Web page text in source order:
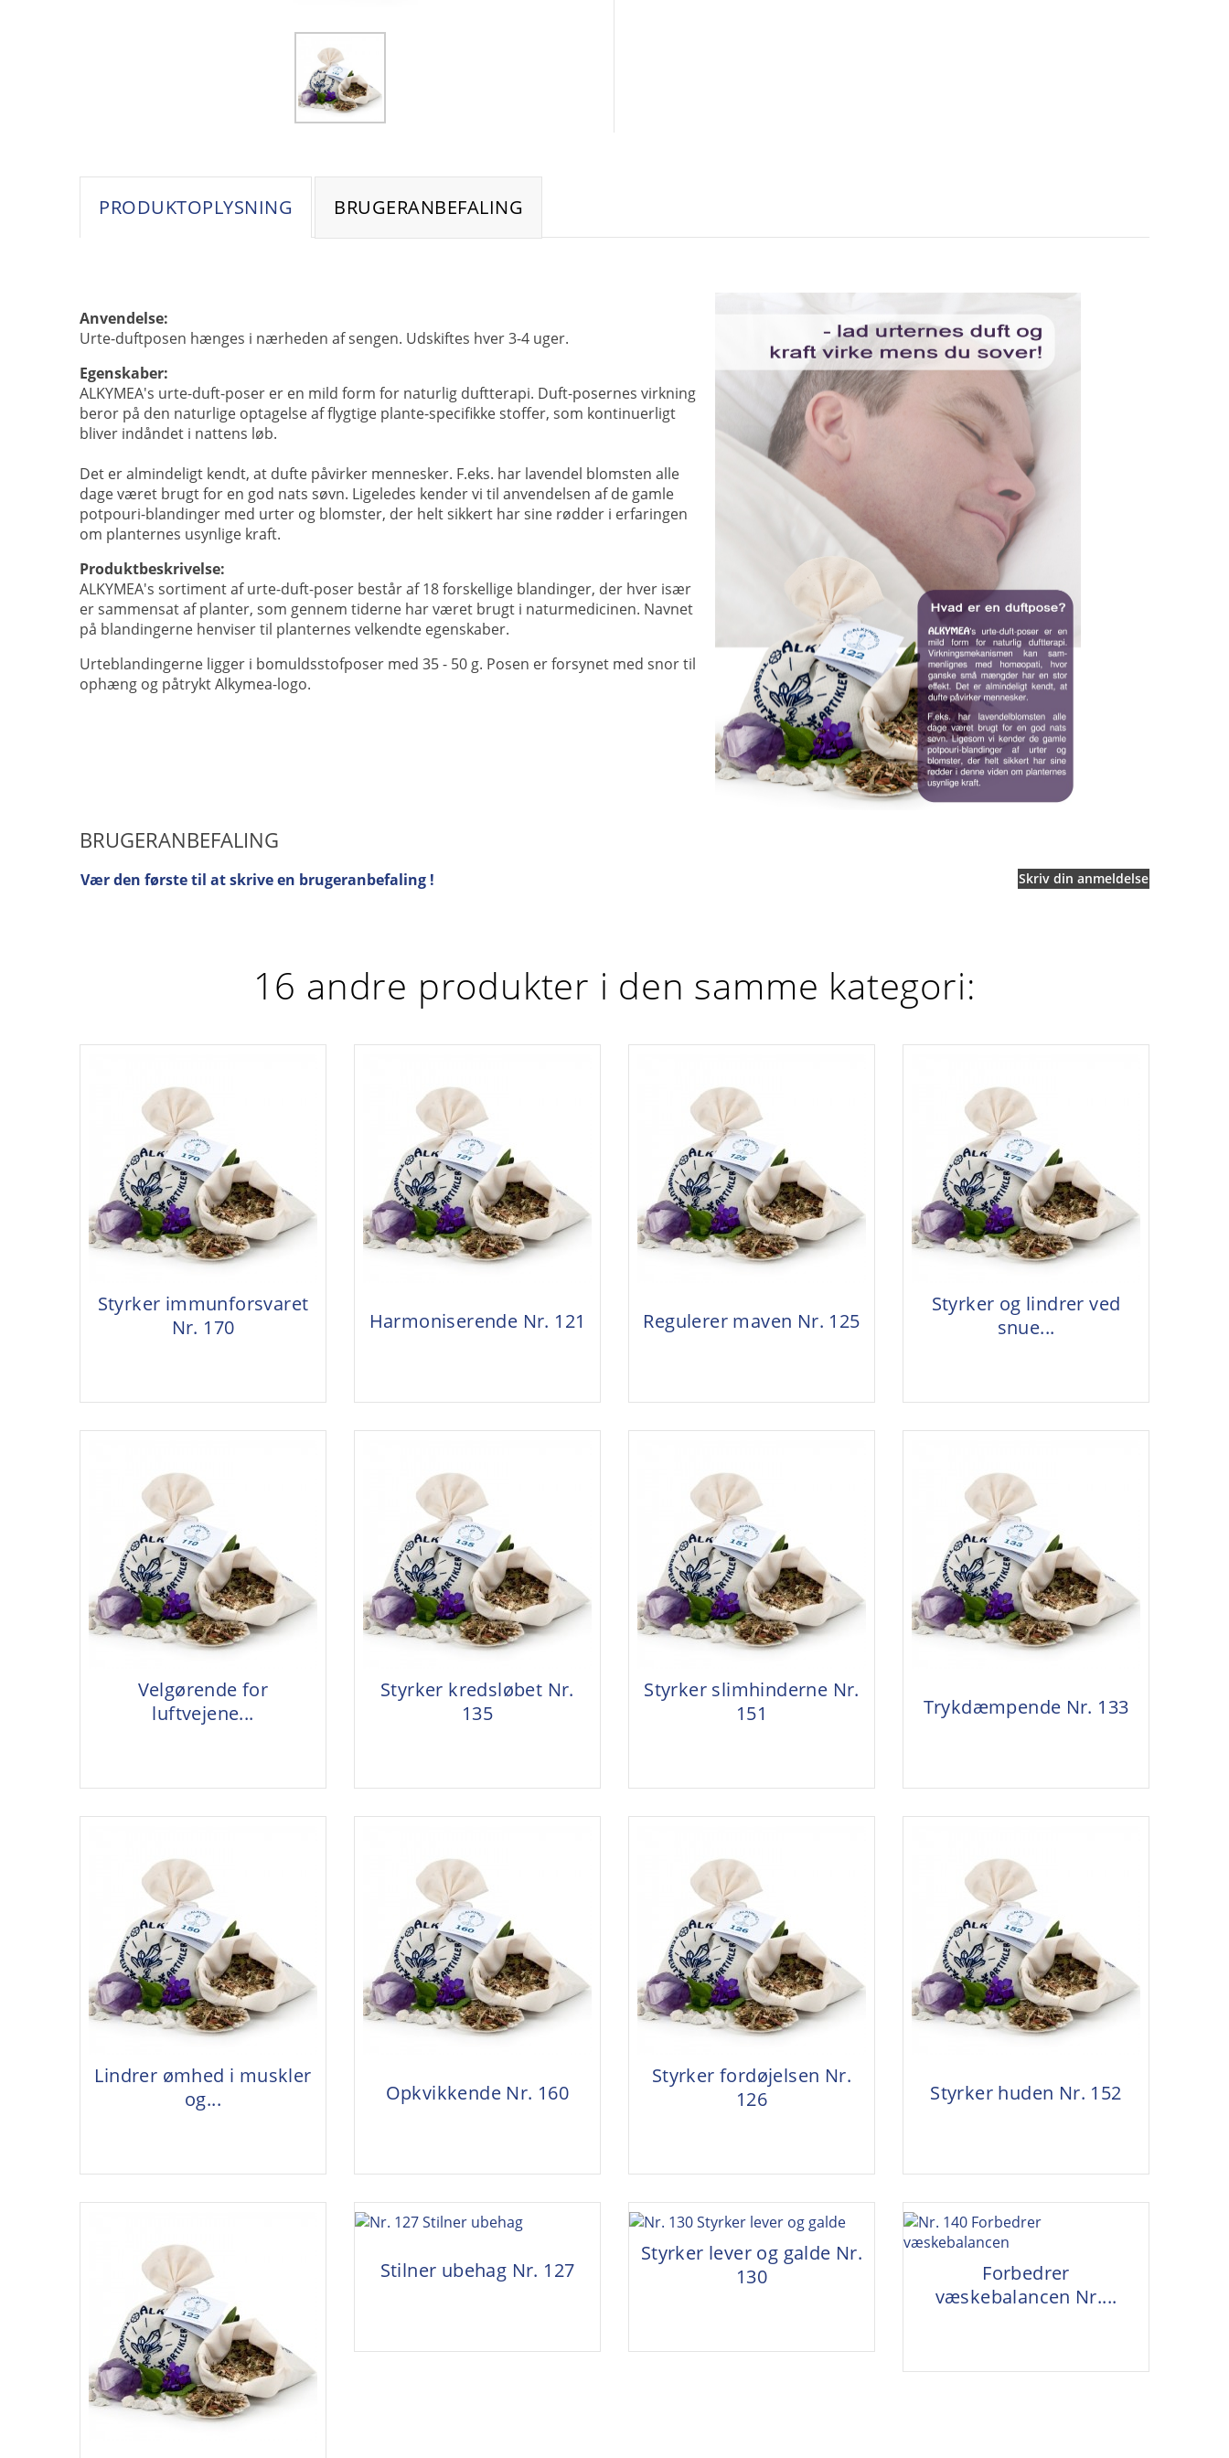
PRODUKTOPLYSNING BRUGERANBEFALING
Anvendelse:
Urte-duftposen hænges i nærheden af sengen. Udskiftes hver 3-4 uger.
Egenskaber:
ALKYMEA's urte-duft-poser er en mild form for naturlig duftterapi. Duft-posernes virkning
beror på den naturlige optagelse af flygtige plante-specifikke stoffer, som kontinuerligt
bliver indåndet i nattens løb.
Det er almindeligt kendt, at dufte påvirker mennesker. F.eks. har lavendel blomsten alle
dage været brugt for en god nats søvn. Ligeledes kender vi til anvendelsen af de gamle
potpouri-blandinger med urter og blomster, der helt sikkert har sine rødder i erfaringen
om planternes usynlige kraft.
Produktbeskrivelse:
ALKYMEA's sortiment af urte-duft-poser består af 18 forskellige blandinger, der hver især
er sammensat af planter, som gennem tiderne har været brugt i naturmedicinen. Navnet
på blandingerne henviser til planternes velkendte egenskaber.
Urteblandingerne ligger i bomuldsstofposer med 35 - 50 g. Posen er forsynet med snor til
ophæng og påtrykt Alkymea-logo.
BRUGERANBEFALING
Skriv din anmeldelse
Vær den første til at skrive en brugeranbefaling !
16 andre produkter i den samme kategori:
Styrker immunforsvaret
Nr. 170
Harmoniserende Nr. 121 Regulerer maven Nr. 125
Styrker og lindrer ved
snue...
Velgørende for
luftvejene...
Styrker kredsløbet Nr.
135
Styrker slimhinderne Nr.
151
Trykdæmpende Nr. 133
Lindrer ømhed i muskler
og...
Opkvikkende Nr. 160
Styrker fordøjelsen Nr.
126
Styrker huden Nr. 152
Stilner ubehag Nr. 127
Styrker lever og galde Nr.
130
Forbedrer
væskebalancen Nr....